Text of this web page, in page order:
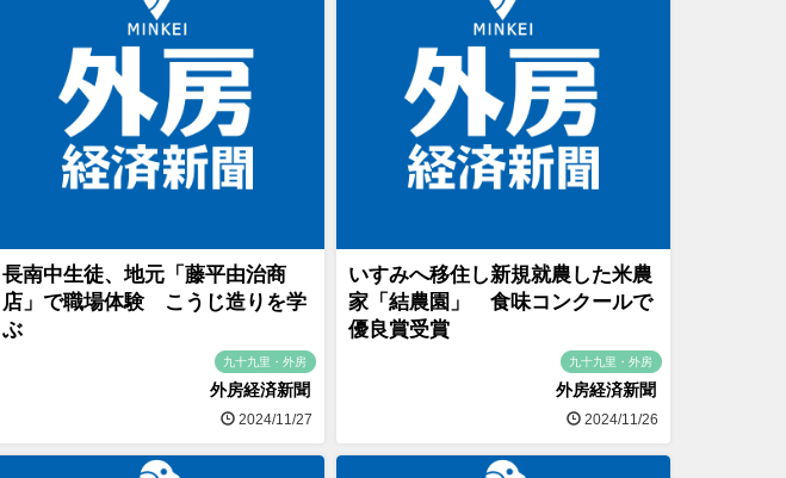
長南中生徒、地元「藤平由治商
店」で職場体験 こうじ造りを学
ぶ
九十九里・外房
外房経済新聞
2024/11/27
いすみへ移住し新規就農した米農
家「結農園」 食味コンクールで
優良賞受賞
九十九里・外房
外房経済新聞
2024/11/26